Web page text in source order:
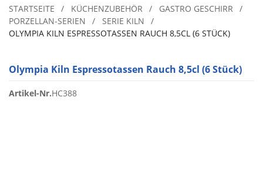
STARTSEITE KÜCHENZUBEHÖR
GASTRO GESCHIRR
PORZELLAN-SERIEN
SERIE KILN
OLYMPIA KILN ESPRESSOTASSEN RAUCH 8,5CL (6 STÜCK)
Olympia Kiln Espressotassen Rauch 8,5cl (6 Stück)
Artikel-Nr.HC388